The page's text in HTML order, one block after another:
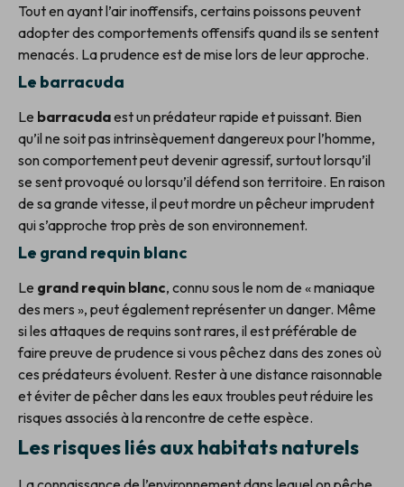
Tout en ayant l’air inoffensifs, certains poissons peuvent
adopter des comportements offensifs quand ils se sentent
menacés. La prudence est de mise lors de leur approche.
Le barracuda
Le barracudaest un prédateur rapide et puissant. Bien
qu’il ne soit pas intrinsèquement dangereux pour l’homme,
son comportement peut devenir agressif, surtout lorsqu’il
se sent provoqué ou lorsqu’il défend son territoire. En raison
de sa grande vitesse, il peut mordre un pêcheur imprudent
qui s’approche trop près de son environnement.
Le grand requin blanc
Le grand requin blanc, connu sous le nom de « maniaque
des mers », peut également représenter un danger. Même
si les attaques de requins sont rares, il est préférable de
faire preuve de prudence si vous pêchez dans des zones où
ces prédateurs évoluent. Rester à une distance raisonnable
et éviter de pêcher dans les eaux troubles peut réduire les
risques associés à la rencontre de cette espèce.
Les risques liés aux habitats naturels